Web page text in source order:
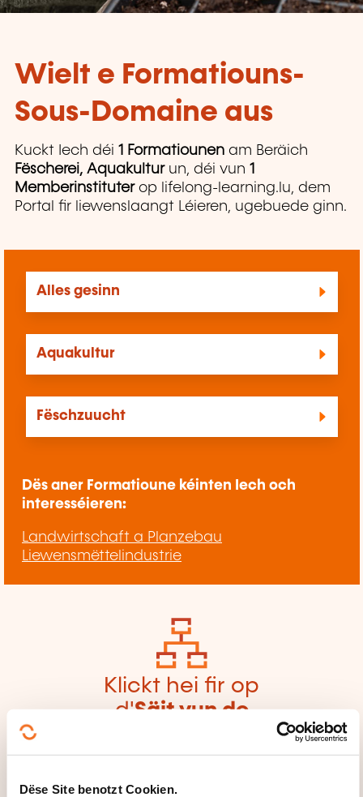
Dëse Site benotzt Cookien.
Wielt e Formatiouns-
Sous-Domaine aus
Kuckt Iech déi 1 Formatiounen am Beräich
Fëscherei, Aquakulturun, déi vun 1
Memberinstituter op lifelong-learning.lu, dem
Portal fir liewenslaangt Léieren, ugebuede ginn.
Alles gesinn
Aquakultur
Fëschzuucht
Dës aner Formatioune kéinten Iech och
interesséieren:
Landwirtschaft a Planzebau
Liewensmëttelindustrie
Klickt hei fir op
d'Säit vun de
Formatiounsdomain
er zeréckzegoen